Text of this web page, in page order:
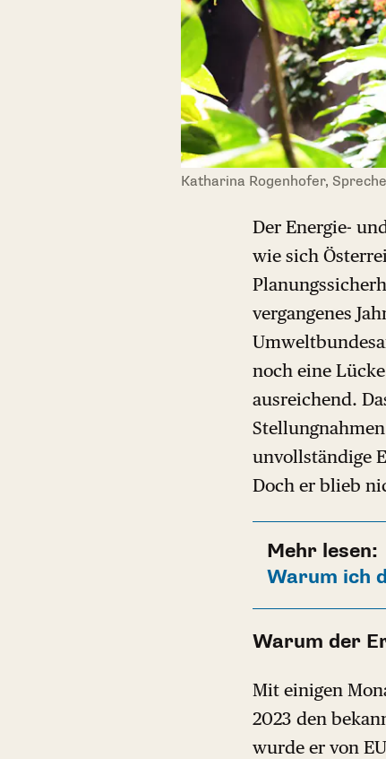
Katharina Rogenhofer,
Der Energie-
wie sich
vergangenes
noch eine
ausreichend.
unvollständige
Doch er blieb
Mehr lesen:
Warum ich
Warum der
Mit einigen
2023 den
wurde er von